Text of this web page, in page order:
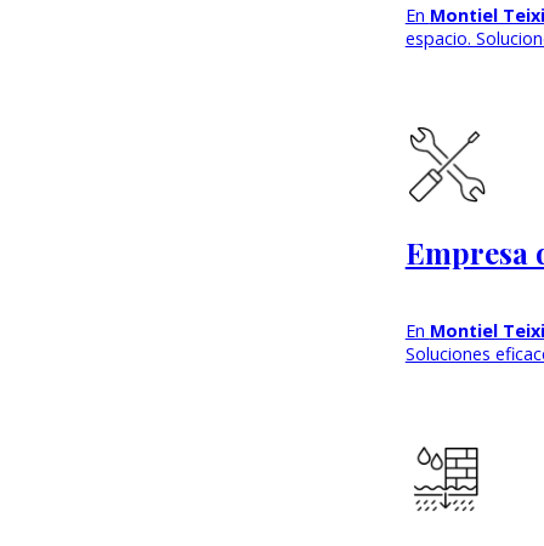
En Montiel
espacio.
Empresa
En Montiel
Soluciones